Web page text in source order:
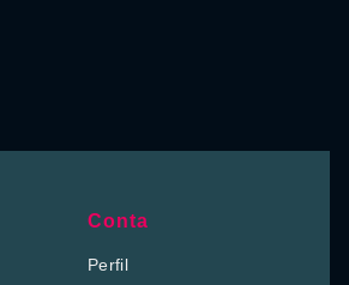
Conta
Perfil